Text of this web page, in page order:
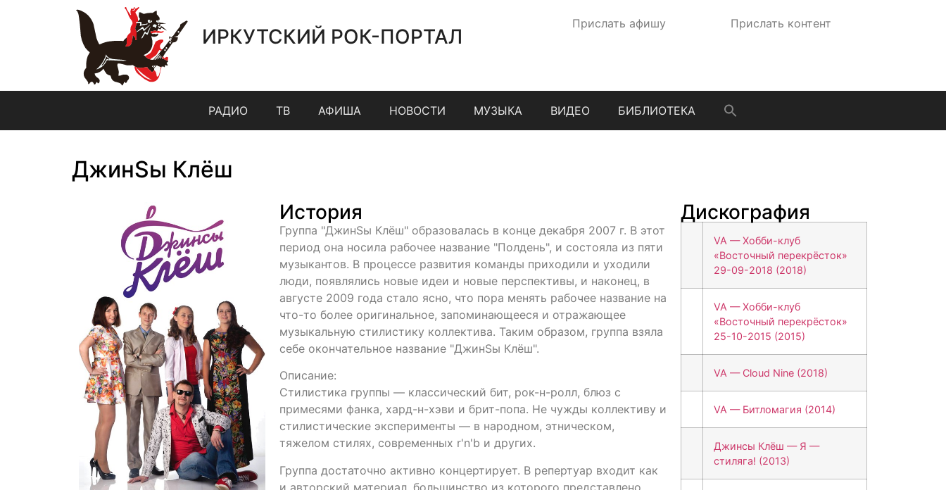
ИРКУТСКИЙ РОК-ПОРТАЛ
Прислать афишу Прислать контент
РАДИО ТВ АФИША НОВОСТИ МУЗЫКА ВИДЕО БИБЛИОТЕКА
ДжинSы Клёш
История
Группа "ДжинSы Клёш" образовалась в конце декабря 2007 г. В этот
период она носила рабочее название "Полдень", и состояла из пяти
музыкантов. В процессе развития команды приходили и уходили
люди, появлялись новые идеи и новые перспективы, и наконец, в
августе 2009 года стало ясно, что пора менять рабочее название на
что-то более оригинальное, запоминающееся и отражающее
музыкальную стилистику коллектива. Таким образом, группа взяла
себе окончательное название "ДжинSы Клёш".
Описание:
Стилистика группы — классический бит, рок-н-ролл, блюз с
примесями фанка, хард-н-хэви и брит-попа. Не чужды коллективу и
стилистические эксперименты — в народном, этническом,
тяжелом стилях, современных r'n'b и других.
Группа достаточно активно концертирует. В репертуар входит как
и авторский материал, большинство из которого представлено
Дискография
VA — Хобби-клуб
«Восточный перекрёсток»
29-09-2018 (2018)
VA — Хобби-клуб
«Восточный перекрёсток»
25-10-2015 (2015)
VA — Cloud Nine (2018)
VA — Битломагия (2014)
Джинсы Клёш — Я —
стиляга! (2013)